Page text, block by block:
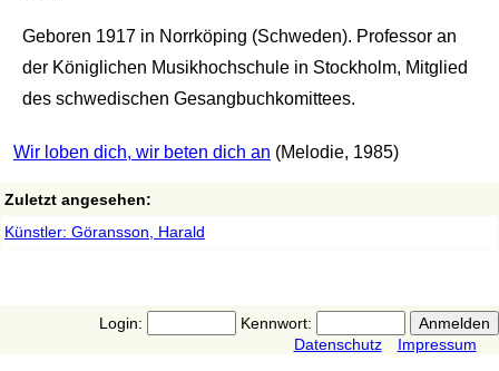
Geboren 1917 in Norrköping (Schweden). Professor an
der Königlichen Musikhochschule in Stockholm, Mitglied
des schwedischen Gesangbuchkomittees.
Wir loben dich, wir beten dich an (Melodie, 1985)
Zuletzt angesehen:
Künstler: Göransson, Harald
Login:
Kennwort:
Datenschutz
Impressum